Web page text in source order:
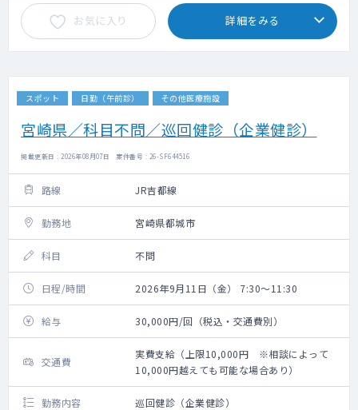
お気に入り 詳細をみる
スポット 日勤（午前診） その他医療施設
宮崎県／科目不問／巡回健診（企業健診）
掲載更新日 : 2026年08月07日 案件番号 : 26-SF644516
路線 JR吉都線
勤務地 宮崎県都城市
科目 不問
日程/時間 2026年9月11日（金） 7:30～11:30
給与 30,000円/回（税込・交通費別）
交通費
実費支給（上限10,000円 ※相談によって
10,000円越えても可能な場合あり）
勤務内容 巡回健診（企業健診）